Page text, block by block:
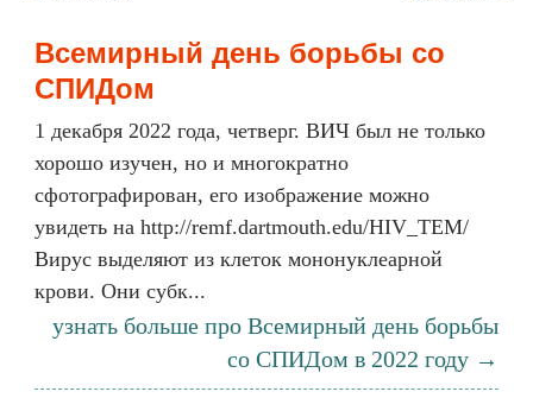
Всемирный день борьбы со
СПИДом
1 декабря 2022 года, четверг. ВИЧ был не только
хорошо изучен, но и многократно
сфотографирован, его изображение можно
увидеть на http://remf.dartmouth.edu/HIV_TEM/
Вирус выделяют из клеток мононуклеарной
крови. Они субк...
узнать больше про Всемирный день борьбы
со СПИДом в 2022 году →